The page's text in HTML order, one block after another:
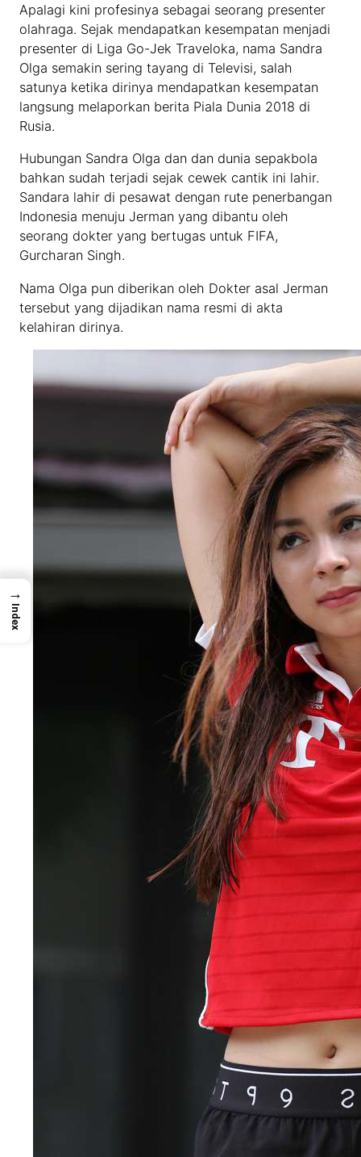
Apalagi kini profesinya sebagai seorang presenter
olahraga. Sejak mendapatkan kesempatan menjadi
presenter di Liga Go-Jek Traveloka, nama Sandra
Olga semakin sering tayang di Televisi, salah
satunya ketika dirinya mendapatkan kesempatan
langsung melaporkan berita Piala Dunia 2018 di
Rusia.
Hubungan Sandra Olga dan dan dunia sepakbola
bahkan sudah terjadi sejak cewek cantik ini lahir.
Sandara lahir di pesawat dengan rute penerbangan
Indonesia menuju Jerman yang dibantu oleh
seorang dokter yang bertugas untuk FIFA,
Gurcharan Singh.
Nama Olga pun diberikan oleh Dokter asal Jerman
tersebut yang dijadikan nama resmi di akta
kelahiran dirinya.
→
Index